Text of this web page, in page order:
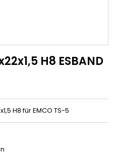
H8 ESBAND
H8 für EMCO TS-5